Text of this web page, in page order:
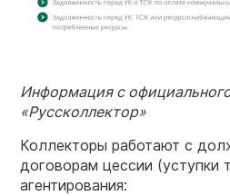
Информация с
«Руссколлектор»
Коллекторы работают с
договорам цессии (уступки
агентирования: